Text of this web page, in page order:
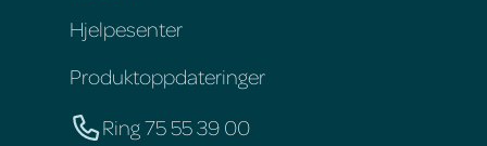
Hjelpesenter
Produktoppdateringer
Ring 75 55 39 00